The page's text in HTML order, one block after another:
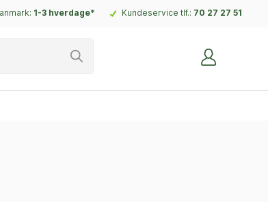
1-3 hverdage* Kundeservice tlf.: 70 27 27 51